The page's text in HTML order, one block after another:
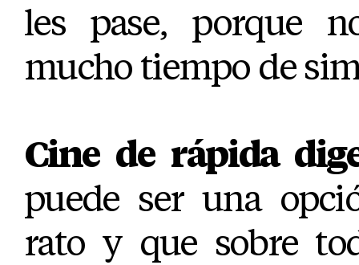
les pase, porque
mucho tiempo de
Cine de rápida
puede ser una
rato y que sobre